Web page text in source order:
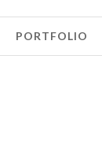
PORTFOLIO